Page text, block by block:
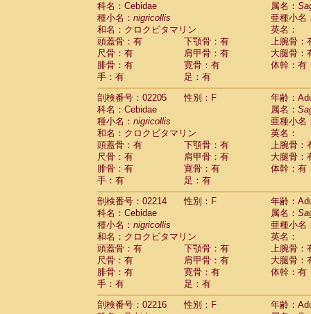
Cercopithecidae
Trachypithecus
Cercopithecidae
Trachypithecus
Cercopithecidae
Trachypithecus
CercopithecidaeTrachypithecus
CercopithecidaeColobinae spp.(0)
CercopithecidaePresbytesinaespp.(0)
CercopithecidaeCercopithecidae
HylobatidaeHoolock hoolock(1)
HylobatidaeHylobates agilis
Hylobatidae (0)
Hylobatidae Hylobates lar
HylobatidaeHylobates moloch(2)
Hylobatidae Hylobates muelleri(0)
HylobatidaeHylobates pileatus(3)
Hylobatidae Hylobates
HylobatidaeHylobateshybrid(1)
HylobatidaeNomascus concolor(0)
Hylobatidae
Symphalangus
Hominidae
(0)
Hominidae Pan troglodytes
Hominidae Gorilla gorilla beringei(0)
Hominidae Gorilla gorilla gorilla(0)
Primates misc.(0)
Scandentia Dendrogale melanura
Scandentia Ptilocercus lowii
科名：Cebidae
属名：
種小名： nigricollis
亜種小名
和名：クロクビタマリン
英名：
頭蓋骨：有
下顎骨：有
上腕骨：
尺骨：有
肩甲骨：有
大腿骨：
腓骨：有
寛骨：有
体幹：有
手：有
足：有
剖検番号：02205
性別：F
年齢：
科名：Cebidae
属名：
種小名： nigricollis
亜種小名
和名：クロクビタマリン
英名：
頭蓋骨：有
下顎骨：有
上腕骨：
尺骨：有
肩甲骨：有
大腿骨：
腓骨：有
寛骨：有
体幹：有
手：有
足：有
剖検番号：02214
性別：F
年齢：
科名：Cebidae
属名：
種小名： nigricollis
亜種小名
和名：クロクビタマリン
英名：
頭蓋骨：有
下顎骨：有
上腕骨：
尺骨：有
肩甲骨：有
大腿骨：
腓骨：有
寛骨：有
体幹：有
手：有
足：有
剖検番号：02216
性別：F
年齢：